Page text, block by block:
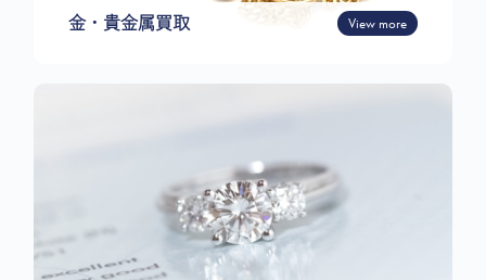
金・貴金属買取 View more